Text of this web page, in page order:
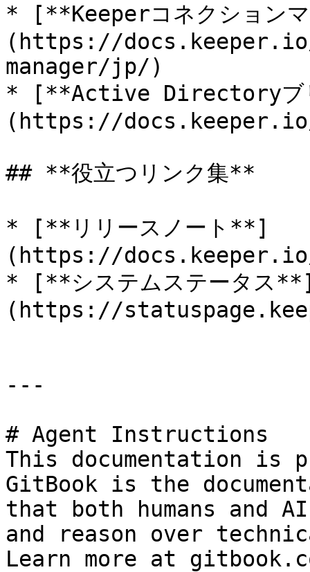
* [**Keeperコネクション
(https://
manager/jp/)
* [**Active Directoryブ
(https://
## **役立つリンク集**
* [**リリースノート**]
(https://
* [**システムステータス
(https://
---
# Agent Instructions
This documentation is
GitBook is the
that both humans and
and reason over
Learn more at